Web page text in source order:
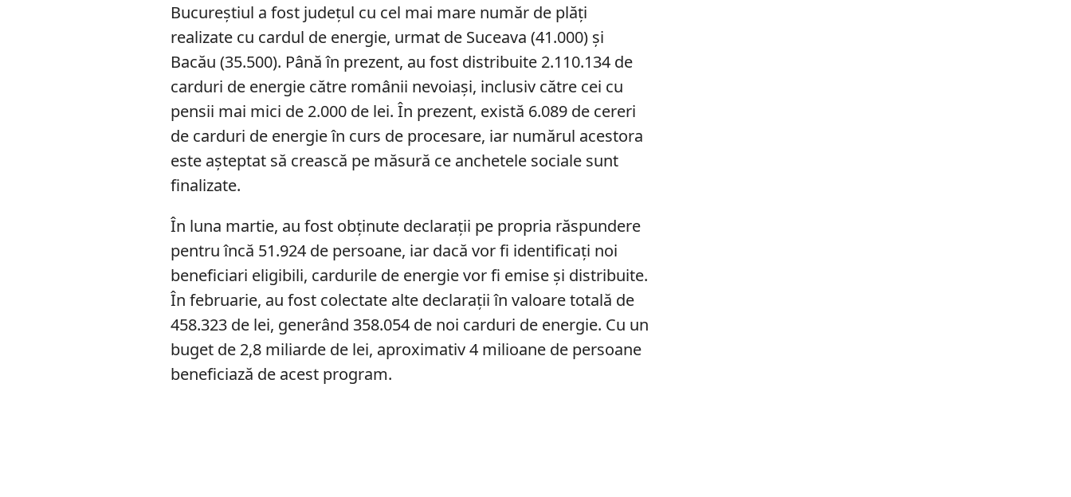
Bucureștiul a fost județul cu cel mai mare număr de plăți
realizate cu cardul de energie, urmat de Suceava (41.000) și
Bacău (35.500). Până în prezent, au fost distribuite 2.110.134 de
carduri de energie către românii nevoiași, inclusiv către cei cu
pensii mai mici de 2.000 de lei. În prezent, există 6.089 de cereri
de carduri de energie în curs de procesare, iar numărul acestora
este așteptat să crească pe măsură ce anchetele sociale sunt
finalizate.
În luna martie, au fost obținute declarații pe propria răspundere
pentru încă 51.924 de persoane, iar dacă vor fi identificați noi
beneficiari eligibili, cardurile de energie vor fi emise și distribuite.
În februarie, au fost colectate alte declarații în valoare totală de
458.323 de lei, generând 358.054 de noi carduri de energie. Cu un
buget de 2,8 miliarde de lei, aproximativ 4 milioane de persoane
beneficiază de acest program.